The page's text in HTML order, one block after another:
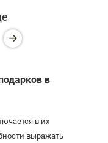
в
в их
выражать